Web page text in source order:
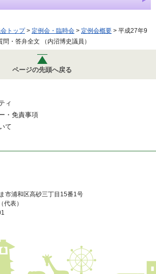
トップ> 定例会・臨時会 > 定例会概要 > 平成27年9
・答弁全文 （内沼博史議員）
ページの先頭へ戻る
ィ
・免責事項
て
市浦和区高砂三丁目15番1号
表）